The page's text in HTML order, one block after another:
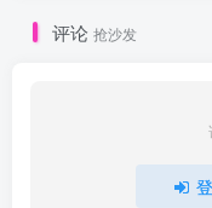
评论 抢沙发